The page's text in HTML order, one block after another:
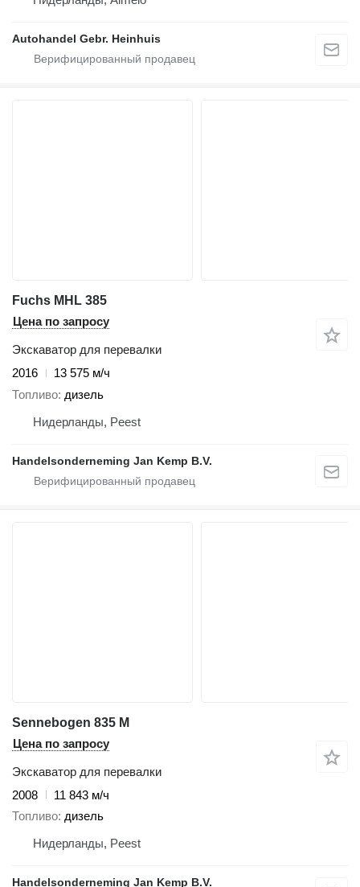
Autohandel Gebr. Heinhuis
Fuchs MHL 385
Цена по запросу
Экскаватор для перевалки
2016
13 575 м/ч
Топливо дизель
Нидерланды, Peest
Handelsonderneming Jan Kemp B.V.
Sennebogen 835 M
Цена по запросу
Экскаватор для перевалки
2008
11 843 м/ч
Топливо дизель
Нидерланды, Peest
Handelsonderneming Jan Kemp B.V.